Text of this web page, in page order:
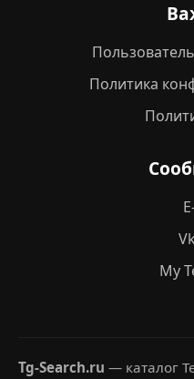
Политика
My
Tg-Search.ru — каталог